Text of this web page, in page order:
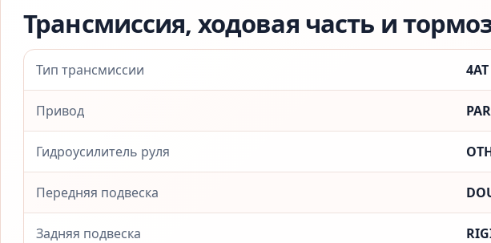
Трансмиссия, ходовая часть и
Тип трансмиссии 4AT
Привод
Гидроусилитель руля
Передняя подвеска
Задняя подвеска